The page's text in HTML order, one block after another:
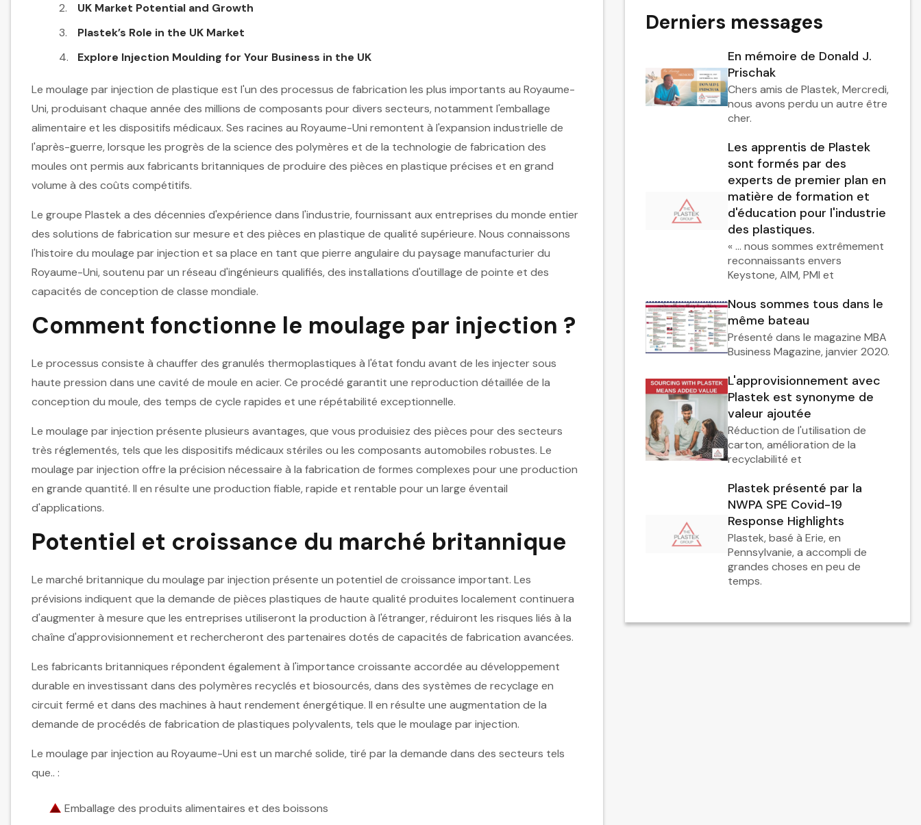
UK Market Potential and Growth
Plastek’s Role in the UK Market
Explore Injection Moulding for Your Business in the UK
Le moulage par injection de plastique est l'un des processus de fabrication les plus importants au Royaume-
Uni, produisant chaque année des millions de composants pour divers secteurs, notamment l'emballage
alimentaire et les dispositifs médicaux. Ses racines au Royaume-Uni remontent à l'expansion industrielle de
l'après-guerre, lorsque les progrès de la science des polymères et de la technologie de fabrication des
moules ont permis aux fabricants britanniques de produire des pièces en plastique précises et en grand
volume à des coûts compétitifs.
Le groupe Plastek a des décennies d'expérience dans l'industrie, fournissant aux entreprises du monde entier
des solutions de fabrication sur mesure et des pièces en plastique de qualité supérieure. Nous connaissons
l'histoire du moulage par injection et sa place en tant que pierre angulaire du paysage manufacturier du
Royaume-Uni, soutenu par un réseau d'ingénieurs qualifiés, des installations d'outillage de pointe et des
capacités de conception de classe mondiale.
Comment fonctionne le moulage par injection ?
Le processus consiste à chauffer des granulés thermoplastiques à l'état fondu avant de les injecter sous
haute pression dans une cavité de moule en acier. Ce procédé garantit une reproduction détaillée de la
conception du moule, des temps de cycle rapides et une répétabilité exceptionnelle.
Le moulage par injection présente plusieurs avantages, que vous produisiez des pièces pour des secteurs
très réglementés, tels que les dispositifs médicaux stériles ou les composants automobiles robustes. Le
moulage par injection offre la précision nécessaire à la fabrication de formes complexes pour une production
en grande quantité. Il en résulte une production fiable, rapide et rentable pour un large éventail
d'applications.
Potentiel et croissance du marché britannique
Le marché britannique du moulage par injection présente un potentiel de croissance important. Les
prévisions indiquent que la demande de pièces plastiques de haute qualité produites localement continuera
d'augmenter à mesure que les entreprises utiliseront la production à l'étranger, réduiront les risques liés à la
chaîne d'approvisionnement et rechercheront des partenaires dotés de capacités de fabrication avancées.
Les fabricants britanniques répondent également à l'importance croissante accordée au développement
durable en investissant dans des polymères recyclés et biosourcés, dans des systèmes de recyclage en
circuit fermé et dans des machines à haut rendement énergétique. Il en résulte une augmentation de la
demande de procédés de fabrication de plastiques polyvalents, tels que le moulage par injection.
Le moulage par injection au Royaume-Uni est un marché solide, tiré par la demande dans des secteurs tels
que.. :
Emballage des produits alimentaires et des boissons
Derniers messages
En mémoire de Donald J.
Prischak
Chers amis de Plastek, Mercredi,
nous avons perdu un autre être
cher.
Les apprentis de Plastek
sont formés par des
experts de premier plan en
matière de formation et
d'éducation pour l'industrie
des plastiques.
« … nous sommes extrêmement
reconnaissants envers
Keystone, AIM, PMI et
Nous sommes tous dans le
même bateau
Présenté dans le magazine MBA
Business Magazine, janvier 2020.
L'approvisionnement avec
Plastek est synonyme de
valeur ajoutée
Réduction de l'utilisation de
carton, amélioration de la
recyclabilité et
Plastek présenté par la
NWPA SPE Covid-19
Response Highlights
Plastek, basé à Erie, en
Pennsylvanie, a accompli de
grandes choses en peu de
temps.